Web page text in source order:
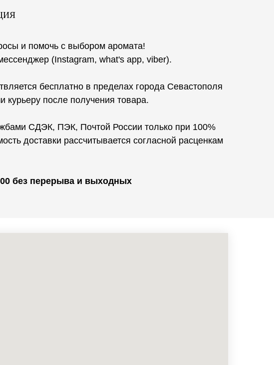
и помочь с выбором аромата!
(Instagram, what's app, viber).
бесплатно в пределах города Севастополя
после получения товара.
СДЭК, ПЭК, Почтой России только при 100%
доставки рассчитывается согласной расценкам
без перерыва и выходных